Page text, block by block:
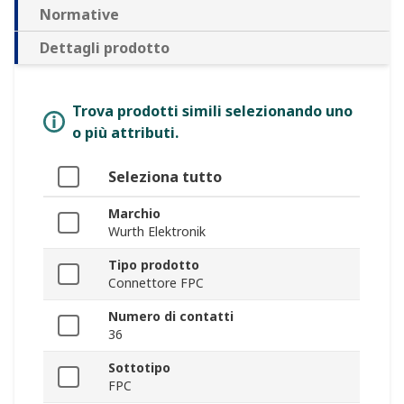
Normative
Dettagli prodotto
Trova prodotti simili selezionando uno
o più attributi.
Seleziona tutto
Marchio
Wurth Elektronik
Tipo prodotto
Connettore FPC
Numero di contatti
36
Sottotipo
FPC